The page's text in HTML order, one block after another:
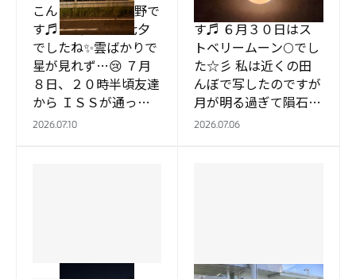
こんにちはっ 牧野で
す♬ ７月７日は七夕
でしたね✨雲ばかりで
星が見れず…😢 ７月
８日、２０時半頃友達
から ＩＳＳが通って
いると情報が来て 早
2026.07.10
こんにちはっ 牧野で
す♬ ６月３０日はス
トベリームーン🌕でし
た☆彡 私は近くの田
んぼで写したのですが
月が明る過ぎて隕石で
も落ちて来る状態
2026.07.06